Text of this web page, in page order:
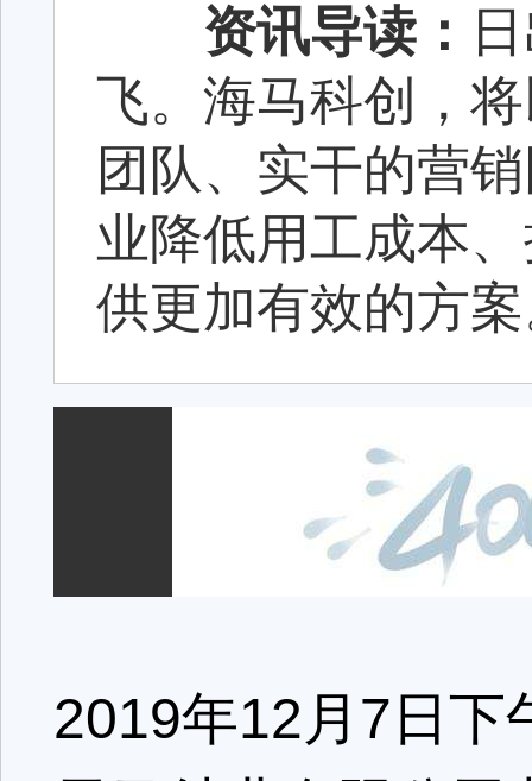
资讯导读：
飞。海马科创，
团队、实干的营
业降低用工成本
供更加有效的方
2019年12月7日下